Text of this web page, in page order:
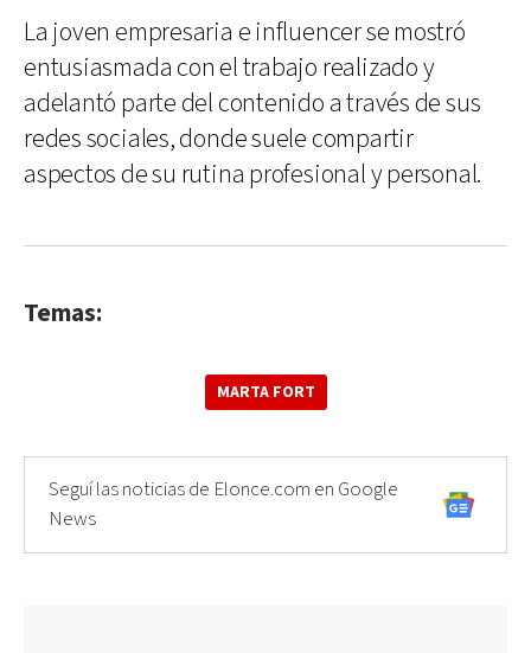
La joven empresaria e influencer se mostró
entusiasmada con el trabajo realizado y
adelantó parte del contenido a través de sus
redes sociales, donde suele compartir
aspectos de su rutina profesional y personal.
Temas:
MARTA FORT
Seguí las noticias de Elonce.com en Google
News